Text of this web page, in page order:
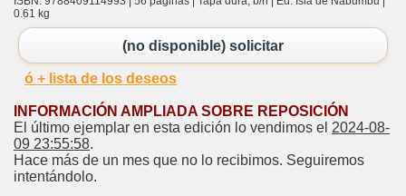
0.61 kg
(no disponible) solicitar
ó + lista de los deseos
INFORMACIÓN AMPLIADA SOBRE REPOSICIÓN
El último ejemplar en esta edición lo vendimos el 2024-08-
09 23:55:58.
Hace más de un mes que no lo recibimos. Seguiremos
intentándolo.